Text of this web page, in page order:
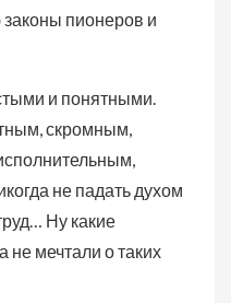
пионеров и
и понятными.
скромным,
не падать духом
Ну какие
не мечтали о таких